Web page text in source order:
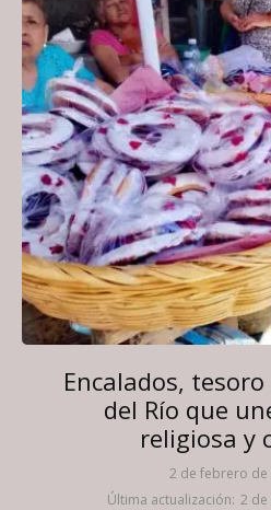
Encalados,
del Río que
religiosa y
2 de febrero de
Última actualización: 2 de